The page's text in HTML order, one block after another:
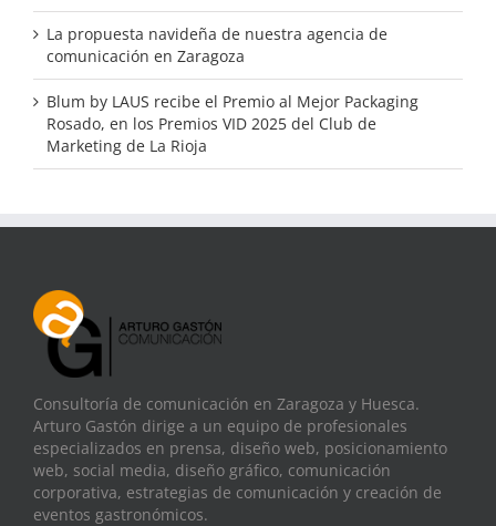
La propuesta navideña de nuestra agencia de
comunicación en Zaragoza
Blum by LAUS recibe el Premio al Mejor Packaging
Rosado, en los Premios VID 2025 del Club de
Marketing de La Rioja
Consultoría de comunicación en Zaragoza y Huesca.
Arturo Gastón dirige a un equipo de profesionales
especializados en prensa, diseño web, posicionamiento
web, social media, diseño gráfico, comunicación
corporativa, estrategias de comunicación y creación de
eventos gastronómicos.